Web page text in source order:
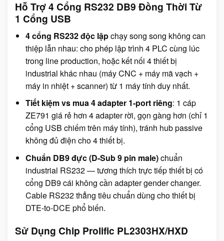
Hỗ Trợ 4 Cổng RS232 DB9 Đồng Thời Từ
1 Cổng USB
4 cổng RS232 độc lậpchạy song song không can
thiệp lẫn nhau: cho phép lập trình 4 PLC cùng lúc
trong line production, hoặc kết nối 4 thiết bị
industrial khác nhau (máy CNC + máy mã vạch +
máy in nhiệt + scanner) từ 1 máy tính duy nhất.
Tiết kiệm vs mua 4 adapter 1-port riêng: 1 cáp
ZE791 giá rẻ hơn 4 adapter rời, gọn gàng hơn (chỉ 1
cổng USB chiếm trên máy tính), tránh hub passive
không đủ điện cho 4 thiết bị.
Chuẩn DB9 đực (D-Sub 9 pin male)chuẩn
industrial RS232 — tương thích trực tiếp thiết bị có
cổng DB9 cái không cần adapter gender changer.
Cable RS232 thẳng tiêu chuẩn dùng cho thiết bị
DTE-to-DCE phổ biến.
Sử Dụng Chip Prolific PL2303HX/HXD